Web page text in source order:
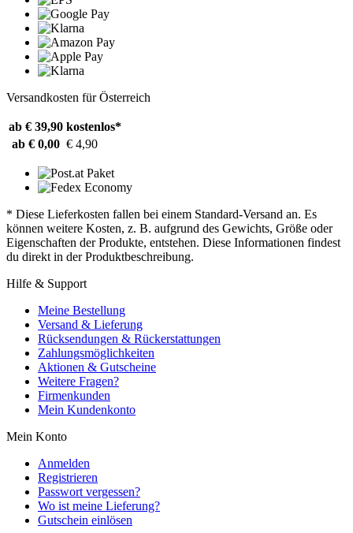
Versandkosten für Österreich
ab € 39,90 kostenlos*
ab € 0,00 € 4,90
* Diese Lieferkosten fallen bei einem Standard-Versand an. Es
können weitere Kosten, z. B. aufgrund des Gewichts, Größe oder
Eigenschaften der Produkte, entstehen. Diese Informationen findest
du direkt in der Produktbeschreibung.
Hilfe & Support
Meine Bestellung
Versand & Lieferung
Rücksendungen & Rückerstattungen
Zahlungsmöglichkeiten
Aktionen & Gutscheine
Weitere Fragen?
Firmenkunden
Mein Kundenkonto
Mein Konto
Anmelden
Registrieren
Passwort vergessen?
Wo ist meine Lieferung?
Gutschein einlösen